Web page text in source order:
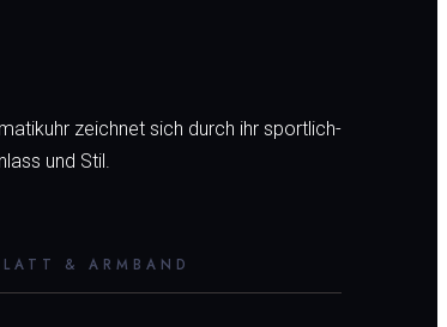
zeichnet sich durch ihr sportlich-
und Stil.
& ARMBAND